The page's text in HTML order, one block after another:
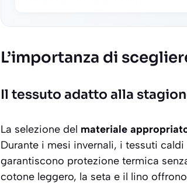
L’importanza di
Il tessuto adatto alla
La selezione del materiale
Durante i mesi invernali, i tessuti caldi
garantiscono protezione termica
cotone leggero, la seta e il lino